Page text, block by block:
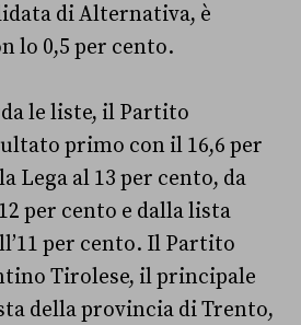
di Alternativa, è
lo 0,5 per cento.
le liste, il Partito
primo con il 16,6 per
Lega al 13 per cento, da
per cento e dalla lista
per cento. Il Partito
Tirolese, il principale
della provincia di Trento,